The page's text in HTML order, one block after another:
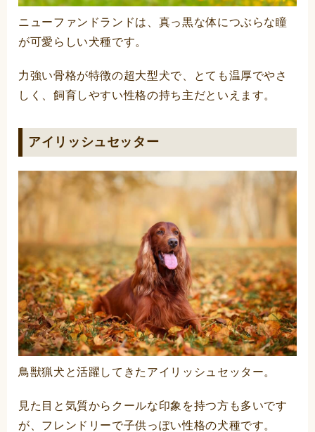
ニューファンドランドは、真っ黒な体につぶらな瞳
が可愛らしい犬種です。
力強い骨格が特徴の超大型犬で、とても温厚でやさ
しく、飼育しやすい性格の持ち主だといえます。
アイリッシュセッター
鳥獣猟犬と活躍してきたアイリッシュセッター。
見た目と気質からクールな印象を持つ方も多いです
が、フレンドリーで子供っぽい性格の犬種です。